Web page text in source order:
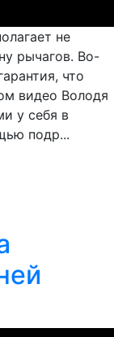
не
рычагов. Во-
что
видео Володя
у себя в
подр...